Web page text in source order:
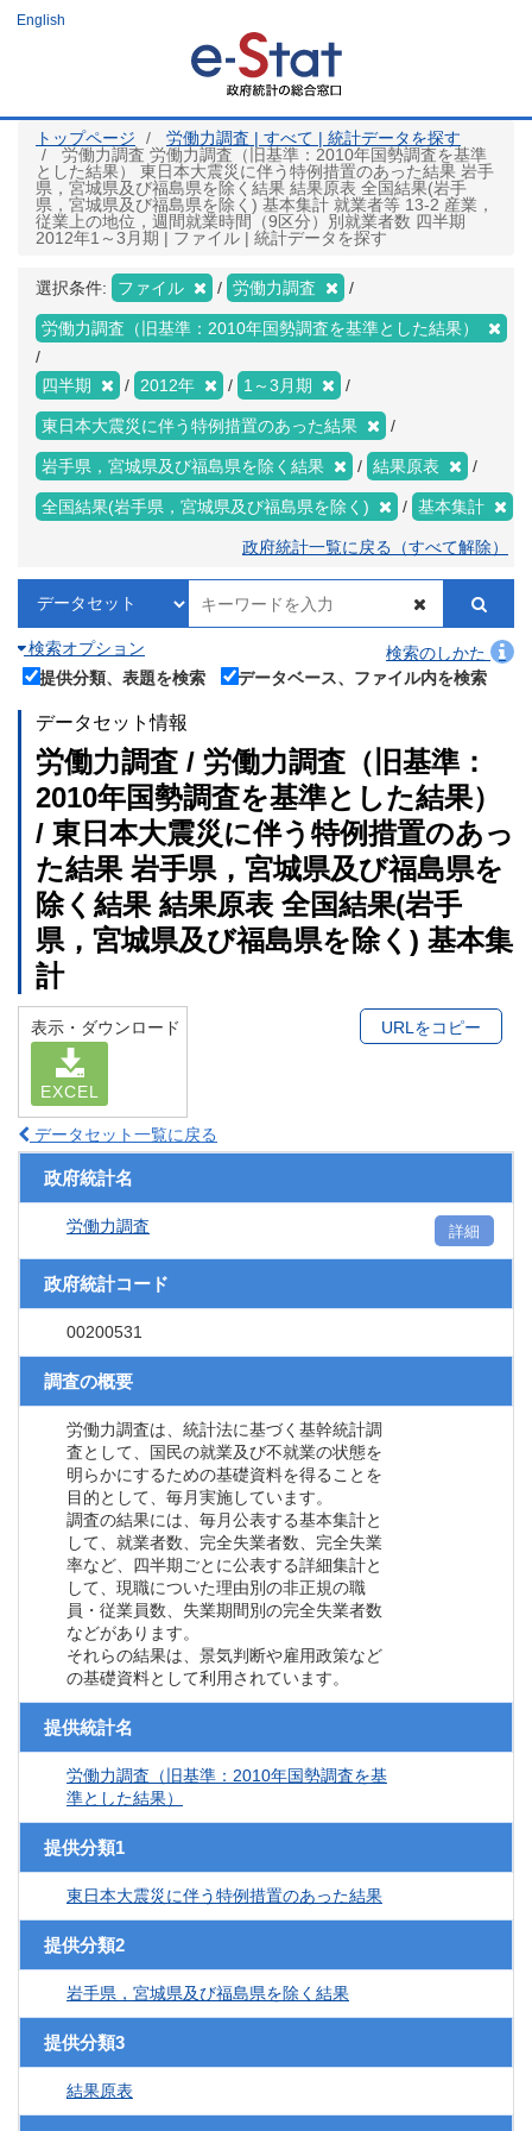
ツ
English
トップページ
労働力調査 | すべて | 統計データを探す
労働力調査 労働力調査（旧基準：2010年国勢調査を基準
とした結果） 東日本大震災に伴う特例措置のあった結果 岩手
県，宮城県及び福島県を除く結果 結果原表 全国結果(岩手
県，宮城県及び福島県を除く) 基本集計 就業者等 13-2 産業，
従業上の地位，週間就業時間（9区分）別就業者数 四半期
2012年1～3月期 | ファイル | 統計データを探す
選択条件: ファイル 労働力調査
労働力調査（旧基準：2010年国勢調査を基準とした結果）
四半期 2012年 1～3月期
東日本大震災に伴う特例措置のあった結果
岩手県，宮城県及び福島県を除く結果 結果原表
全国結果(岩手県，宮城県及び福島県を除く) 基本集計
政府統計一覧に戻る（すべて解除）
検索オプション
検索のしかた
提供分類、表題を検索
データベース、ファイル内を検索
データセット情報
労働力調査 / 労働力調査（旧基準：
2010年国勢調査を基準とした結果）
/ 東日本大震災に伴う特例措置のあっ
た結果 岩手県，宮城県及び福島県を
除く結果 結果原表 全国結果(岩手
県，宮城県及び福島県を除く) 基本集
計
表示・ダウンロード
EXCEL
URLをコピー
データセット一覧に戻る
政府統計名
労働力調査 詳細
政府統計コード
00200531
調査の概要
労働力調査は、統計法に基づく基幹統計調
査として、国民の就業及び不就業の状態を
明らかにするための基礎資料を得ることを
目的として、毎月実施しています。
調査の結果には、毎月公表する基本集計と
して、就業者数、完全失業者数、完全失業
率など、四半期ごとに公表する詳細集計と
して、現職についた理由別の非正規の職
員・従業員数、失業期間別の完全失業者数
などがあります。
それらの結果は、景気判断や雇用政策など
の基礎資料として利用されています。
提供統計名
労働力調査（旧基準：2010年国勢調査を基
準とした結果）
提供分類1
東日本大震災に伴う特例措置のあった結果
提供分類2
岩手県，宮城県及び福島県を除く結果
提供分類3
結果原表